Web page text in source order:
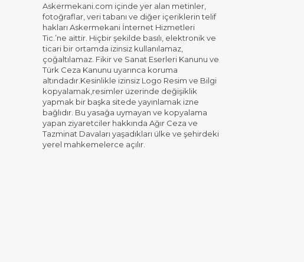
Askermekani.com içinde yer alan metinler,
fotoğraflar, veri tabanı ve diğer içeriklerin telif
hakları Askermekani İnternet Hizmetleri
Tic.’ne aittir. Hiçbir şekilde basılı, elektronik ve
ticari bir ortamda izinsiz kullanılamaz,
çoğaltılamaz. Fikir ve Sanat Eserleri Kanunu ve
Türk Ceza Kanunu uyarınca koruma
altındadır.Kesinlikle izinsiz Logo Resim ve Bilgi
kopyalamak,resimler üzerinde değişiklik
yapmak bir başka sitede yayınlamak izne
bağlıdır. Bu yasağa uymayan ve kopyalama
yapan ziyaretciler hakkında Ağır Ceza ve
Tazminat Davaları yaşadıkları ülke ve şehirdeki
yerel mahkemelerce açılır.